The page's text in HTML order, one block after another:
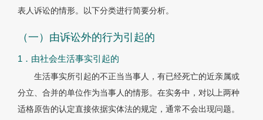
表人诉讼的情形。以下分类进行简要分析。
（一）由诉讼外的行为引起的
1．由社会生活事实引起的
生活事实所引起的不正当当事人，有已经死亡的近亲属或
分立、合并的单位作为当事人的情形。在实务中，对以上两种
适格原告的认定直接依据实体法的规定，通常不会出现问题。